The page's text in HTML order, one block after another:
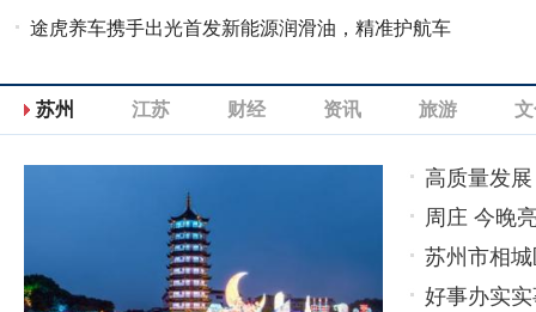
途虎养车携手出光首发新能源润滑油，精准护航车
苏州 江苏 财经 资讯 旅游
高质量发
周庄 今晚
苏州市相
好事办实